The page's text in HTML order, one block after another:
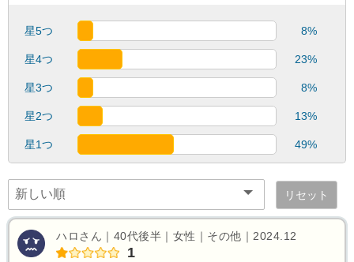
星5つ 8%
星4つ 23%
星3つ 8%
星2つ 13%
星1つ 49%
リセット
ハロさん｜40代後半｜女性｜その他｜2024.12
1